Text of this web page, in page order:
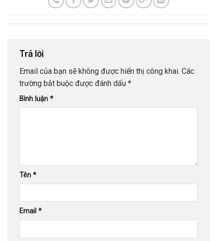
Trả lời
Email của bạn sẽ không được hiển thị công khai. Các
trường bắt buộc được đánh dấu *
Bình luận *
Tên *
Email *